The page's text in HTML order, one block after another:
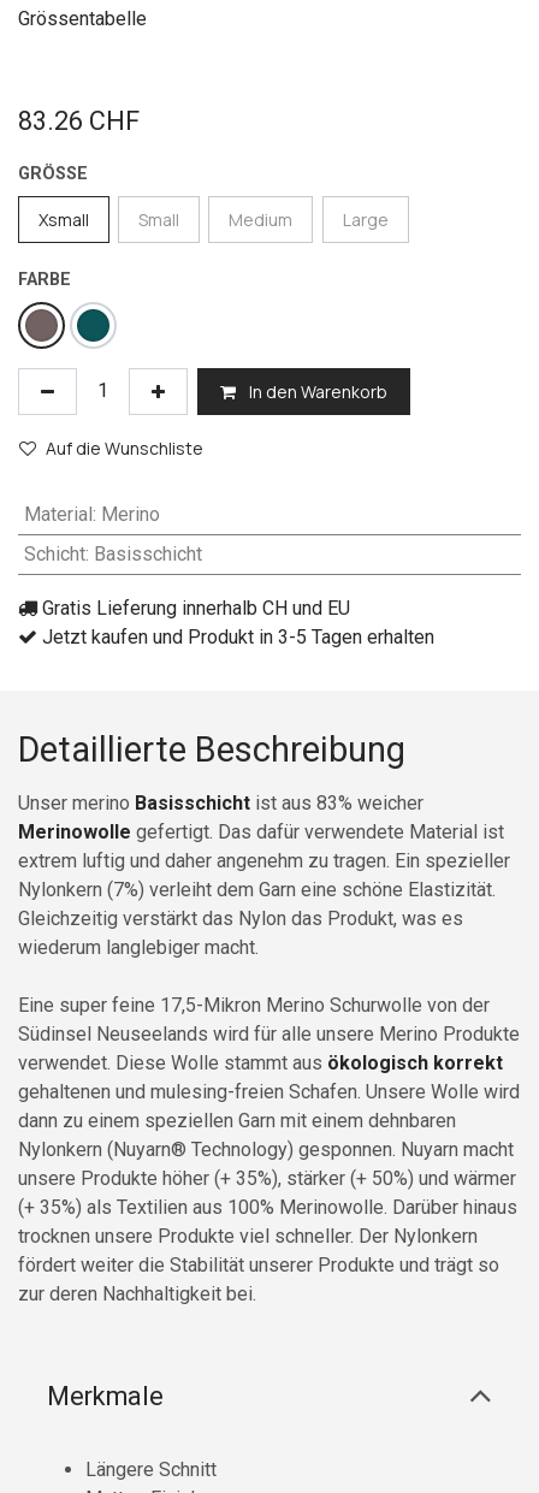
Grössentabelle
83.26 CHF
GRÖSSE
Xsmall Small Medium Large
FARBE
In den Warenkorb
Auf die Wunschliste
Material: Merino
Schicht: Basisschicht
Gratis Lieferung innerhalb CH und EU
Jetzt kaufen und Produkt in 3-5 Tagen erhalten
Detaillierte Beschreibung
Unser merino Basisschicht ist aus 83% weicher
Merinowolle gefertigt. Das dafür verwendete Material ist
extrem luftig und daher angenehm zu tragen. Ein spezieller
Nylonkern (7%) verleiht dem Garn eine schöne Elastizität.
Gleichzeitig verstärkt das Nylon das Produkt, was es
wiederum langlebiger macht.
Eine super feine 17,5-Mikron Merino Schurwolle von der
Südinsel Neuseelands wird für alle unsere Merino Produkte
verwendet. Diese Wolle stammt aus ökologisch korrekt
gehaltenen und mulesing-freien Schafen. Unsere Wolle wird
dann zu einem speziellen Garn mit einem dehnbaren
Nylonkern (Nuyarn® Technology) gesponnen. Nuyarn macht
unsere Produkte höher (+ 35%), stärker (+ 50%) und wärmer
(+ 35%) als Textilien aus 100% Merinowolle. Darüber hinaus
trocknen unsere Produkte viel schneller. Der Nylonkern
fördert weiter die Stabilität unserer Produkte und trägt so
zur deren Nachhaltigkeit bei.
Merkmale
Längere Schnitt